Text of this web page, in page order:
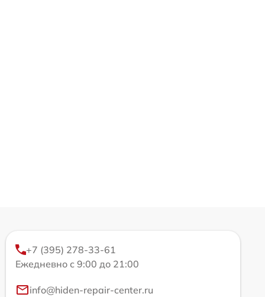
+7 (395) 278-33-61
Ежедневно с 9:00 до 21:00
info@hiden-repair-center.ru